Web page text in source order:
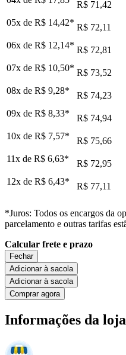
R$ 71,42
05x de R$ 14,42* R$ 72,11
06x de R$ 12,14* R$ 72,81
07x de R$ 10,50* R$ 73,52
08x de R$ 9,28*
R$ 74,23
09x de R$ 8,33*
R$ 74,94
10x de R$ 7,57*
R$ 75,66
11x de R$ 6,63*
R$ 72,95
12x de R$ 6,43* R$ 77,11
*Juros: Todos os encargos da
parcelamento e outras tarifas
Calcular frete e prazo
Fechar
Adicionar à sacola
Adicionar à sacola
Comprar agora
Informações da loja